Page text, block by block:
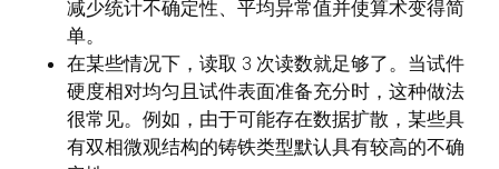
减少统计不确定性、平均异常值并使算术变得简
单。
在某些情况下，读取 3 次读数就足够了。当试件
硬度相对均匀且试件表面准备充分时，这种做法
很常见。例如，由于可能存在数据扩散，某些具
有双相微观结构的铸铁类型默认具有较高的不确